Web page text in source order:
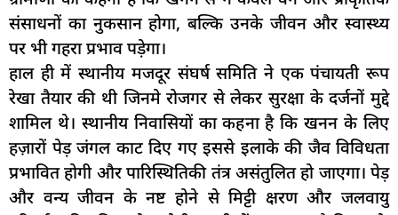
संसाधनों का नुकसान होगा, बल्कि उनके जीवन और स्वास्थ्य
पर भी गहरा प्रभाव पड़ेगा।
हाल ही में स्थानीय मजदूर संघर्ष समिति ने एक पंचायती रूप
रेखा तैयार की थी जिनमे रोजगर से लेकर सुरक्षा के दर्जनों मुद्दे
शामिल थे। स्थानीय निवासियों का कहना है कि खनन के लिए
हज़ारों पेड़ जंगल काट दिए गए इससे इलाके की जैव विविधता
प्रभावित होगी और पारिस्थितिकी तंत्र असंतुलित हो जाएगा। पेड़
और वन्य जीवन के नष्ट होने से मिट्टी क्षरण और जलवायु